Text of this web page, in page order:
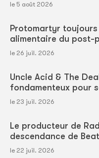
le 5 août 2026
Protomartyr
alimentaire du post-
le 26 juil. 2026
Uncle Acid & The
fondamenteux pour
le 23 juil. 2026
Le producteur de
descendance de
le 22 juil. 2026